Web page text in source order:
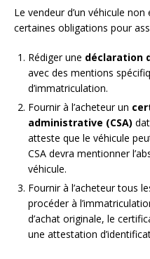
Le vendeur d’un véhicule
certaines obligations pour
Rédiger une déclaration
avec des mentions
d’immatriculation.
Fournir à l’acheteur un
administrative (CSA)
atteste que le véhicule
CSA devra mentionner
véhicule.
Fournir à l’acheteur tous
procéder à
d’achat originale, le
une attestation